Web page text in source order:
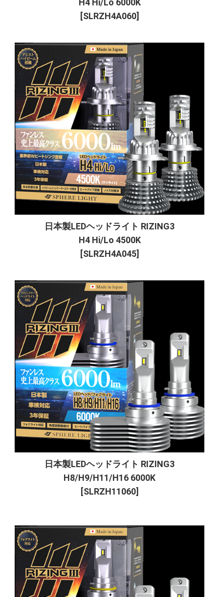
H4 Hi/Lo 6000K
[SLRZH4A060]
日本製LEDヘッドライト RIZING3
H4 Hi/Lo 4500K
[SLRZH4A045]
日本製LEDヘッドライト RIZING3
H8/H9/H11/H16 6000K
[SLRZH11060]